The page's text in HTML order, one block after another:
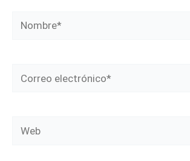
Nombre*
Correo
Web